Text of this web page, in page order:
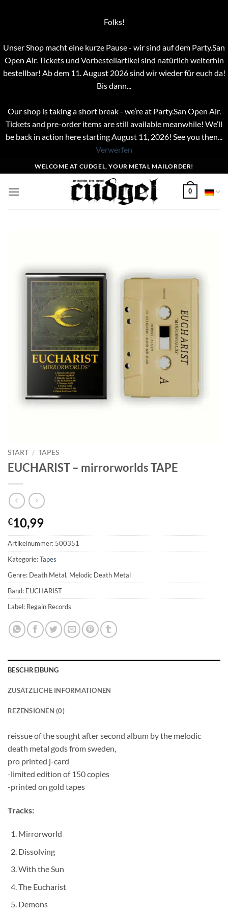
Folks!
Unser Shop macht eine kurze Pause - wir sind auf dem Party.San
Open Air. Tickets und Vorbestellartikel sind natürlich weiterhin
bestellbar! Ab dem 11. August 2026 sind wir wieder für euch da!
Bis dann...
Our shop is taking a short break - we’re at Party.San Open Air.
Tickets and pre-order items are still available meanwhile! We’ll
be back in action here starting August 11, 2026! See you then...
Verwerfen
Inhalt
springen
WELCOME AT CUDGEL, YOUR METAL MAILORDER!
0
START / TAPES
EUCHARIST – mirrorworlds TAPE
€10,99
Artikelnummer: 500351
Kategorie:Tapes
Genre: Death Metal, Melodic Death Metal
Band: EUCHARIST
Label: Regain Records
BESCHREIBUNG
ZUSÄTZLICHE INFORMATIONEN
REZENSIONEN (0)
reissue of the sought after second album by the melodic
death metal gods from sweden,
pro printed j-card
-limited edition of 150 copies
-printed on gold tapes
Tracks:
Mirrorworld
Dissolving
With the Sun
The Eucharist
Demons